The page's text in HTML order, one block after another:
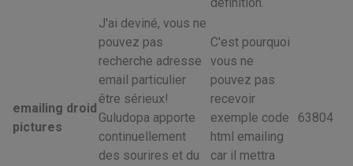
emailing droid
pictures
J'ai deviné, vous ne
pouvez pas
recherche adresse
email particulier
être sérieux!
Guludopa apporte
continuellement
des sourires et du
C'est pourquoi
vous ne
pouvez pas
recevoir
exemple code
html emailing
car il mettra
63804